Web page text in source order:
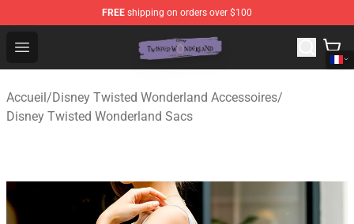
FREE shipping on orders over $100
Open menu
Twisted Wonderland Store - Official Twisted
Accueil/Disney Twisted Wonderland Accessoires/
Disney Twisted Wonderland Sacs